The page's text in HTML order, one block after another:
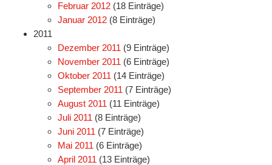
Februar 2012 (18 Einträge)
Januar 2012 (8 Einträge)
2011
Dezember 2011 (9 Einträge)
November 2011 (6 Einträge)
Oktober 2011 (14 Einträge)
September 2011 (7 Einträge)
August 2011 (11 Einträge)
Juli 2011 (8 Einträge)
Juni 2011 (7 Einträge)
Mai 2011 (6 Einträge)
April 2011 (13 Einträge)